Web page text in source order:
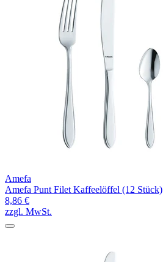
Amefa
Amefa Punt Filet Kaffeelöffel (12 Stück)
8,86 €
zzgl. MwSt.